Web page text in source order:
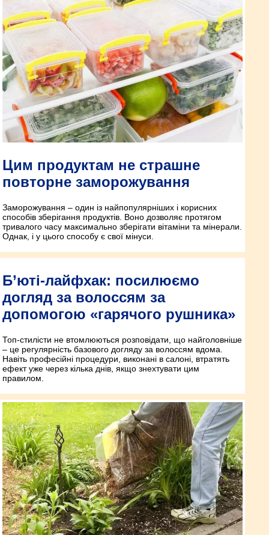
Цим продуктам не страшне
повторне заморожування
Заморожування – один із найпопулярніших і корисних
способів зберігання продуктів. Воно дозволяє протягом
тривалого часу максимально зберігати вітаміни та мінерали.
Однак, і у цього способу є свої мінуси.
Б’юті-лайфхак: посилюємо
догляд за волоссям за
допомогою «гарячого рушника»
Топ-стилісти не втомлюються розповідати, що найголовніше
– це регулярність базового догляду за волоссям вдома.
Навіть професійні процедури, виконані в салоні, втратять
ефект уже через кілька днів, якщо знехтувати цим
правилом.